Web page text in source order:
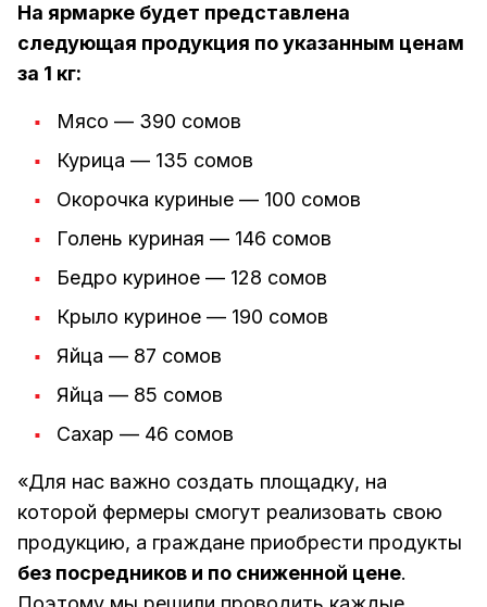
На ярмарке будет представлена
следующая продукция по указанным ценам
за 1 кг:
Мясо — 390 сомов
Курица — 135 сомов
Окорочка куриные — 100 сомов
Голень куриная — 146 сомов
Бедро куриное — 128 сомов
Крыло куриное — 190 сомов
Яйца — 87 сомов
Яйца — 85 сомов
Сахар — 46 сомов
«Для нас важно создать площадку, на
которой фермеры смогут реализовать свою
продукцию, а граждане приобрести продукты
без посредников и по сниженной цене.